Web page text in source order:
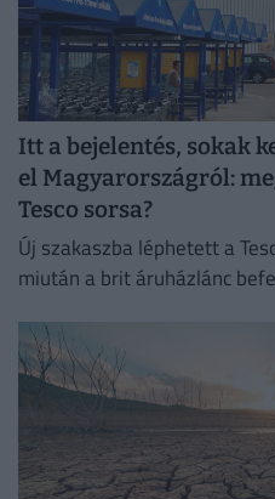
Itt a bejelentés, sokak
el Magyarországról:
Tesco sorsa?
Új szakaszba léphetett a
miután a brit áruházlánc